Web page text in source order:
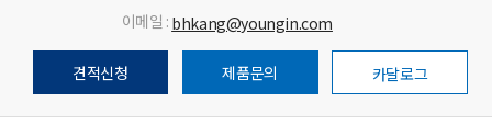
이메일 : bhkang@youngin.com
견적신청 제품문의 카달로그